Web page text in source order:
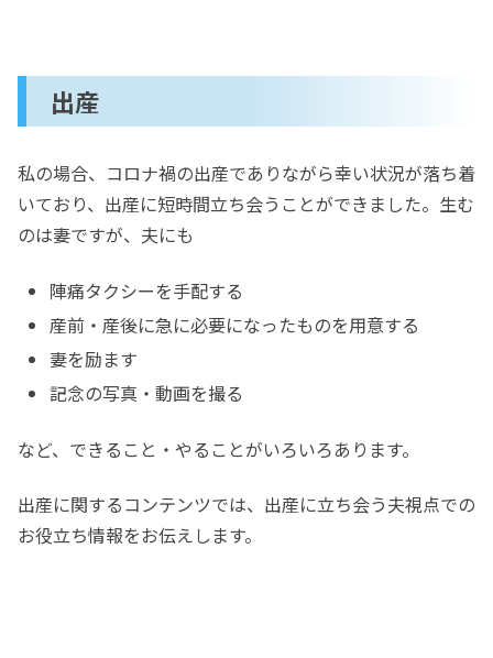
出産
私の場合、コロナ禍の出産でありながら幸い状況が落ち着
いており、出産に短時間立ち会うことができました。生む
のは妻ですが、夫にも
陣痛タクシーを手配する
産前・産後に急に必要になったものを用意する
妻を励ます
記念の写真・動画を撮る
など、できること・やることがいろいろあります。
出産に関するコンテンツでは、出産に立ち会う夫視点での
お役立ち情報をお伝えします。